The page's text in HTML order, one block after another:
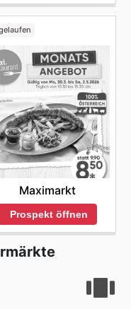
Maximarkt
Prospekt öffnen